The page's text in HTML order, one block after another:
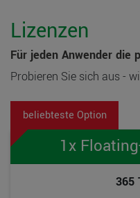
Lizenzen
Für jeden Anwender die
Probieren Sie sich aus -
1x
365